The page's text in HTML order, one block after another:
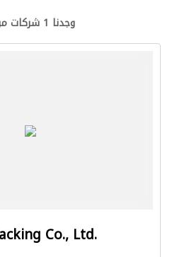
وجدنا 1 شركات موردي ومقاولي المعادن
Co., Ltd.